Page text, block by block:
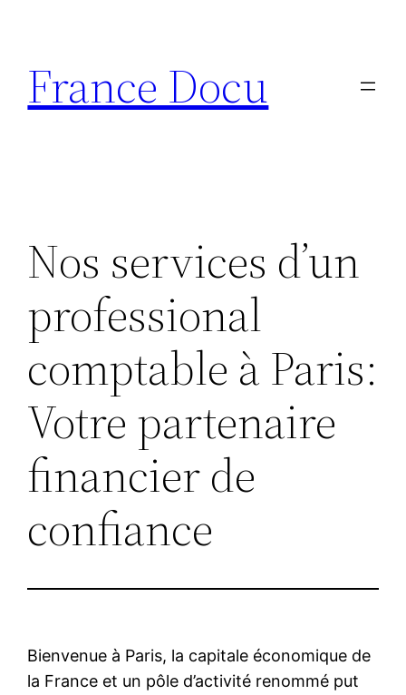
contenu
France Docu
Nos services d’un
professional
comptable à Paris:
Votre partenaire
financier de
confiance
Bienvenue à Paris, la capitale économique de
la France et un pôle d’activité renommé put